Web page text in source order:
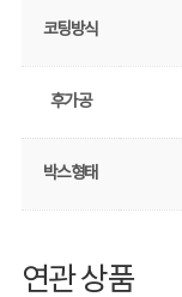
코팅방식
후가공
박스형태
연관 상품